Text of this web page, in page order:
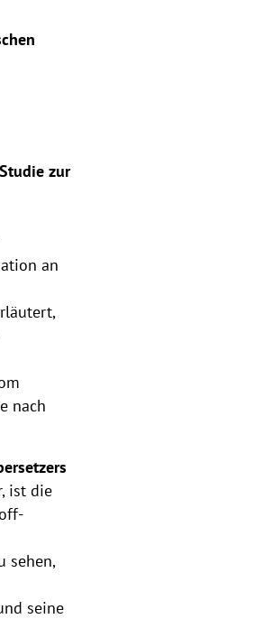
zur
an
nach
ist die
sehen,
seine